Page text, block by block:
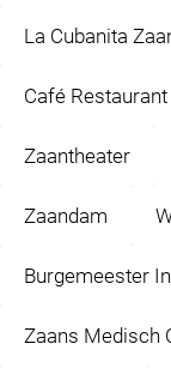
La Cubanita
Café Restaurant
Zaantheater
Zaandam
Burgemeester
Zaans Medisch